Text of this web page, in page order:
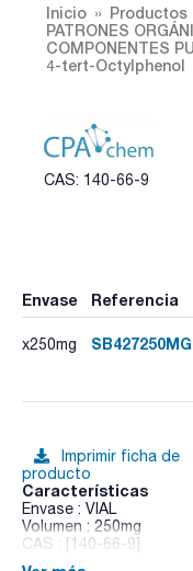
Inicio
Productos
PATRONES
COMPONENTES
4-tert-Octylphenol
CAS: 140-66-9
Envase Referencia
x250mg SB427250MG
Imprimir ficha de
producto
Características
Envase : VIAL
Volumen : 250mg
CAS : [140-66-9]